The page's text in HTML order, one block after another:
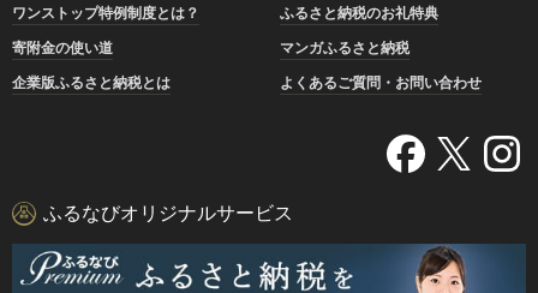
ワンストップ特例制度とは？
ふるさと納税のお礼特典
寄附金の使い道
マンガふるさと納税
企業版ふるさと納税とは
よくあるご質問・お問い合わせ
ふるなびオリジナルサービス